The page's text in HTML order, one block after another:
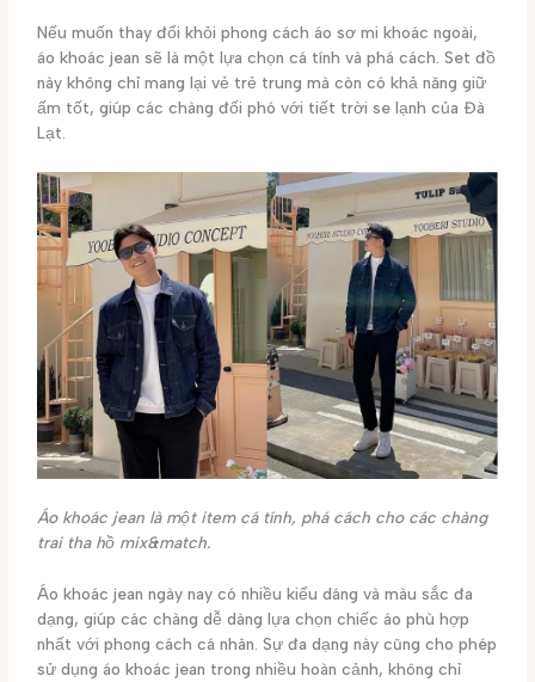
Nếu muốn thay đổi khỏi phong cách áo sơ mi khoác ngoài,
áo khoác jean sẽ là một lựa chọn cá tính và phá cách. Set đồ
này không chỉ mang lại vẻ trẻ trung mà còn có khả năng giữ
ấm tốt, giúp các chàng đối phó với tiết trời se lạnh của Đà
Lạt.
Áo khoác jean là một item cá tính, phá cách cho các chàng
trai tha hồ mix&match.
Áo khoác jean ngày nay có nhiều kiểu dáng và màu sắc đa
dạng, giúp các chàng dễ dàng lựa chọn chiếc áo phù hợp
nhất với phong cách cá nhân. Sự đa dạng này cũng cho phép
sử dụng áo khoác jean trong nhiều hoàn cảnh, không chỉ